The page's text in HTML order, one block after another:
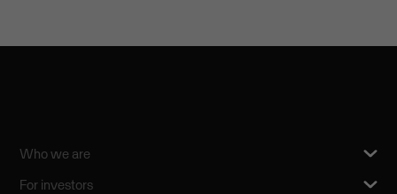
Who we are
For investors